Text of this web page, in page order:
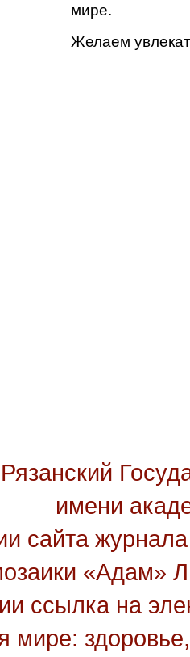
мире.
Желаем
имени
сайта
«Адам»
ссылка на
здоровье,